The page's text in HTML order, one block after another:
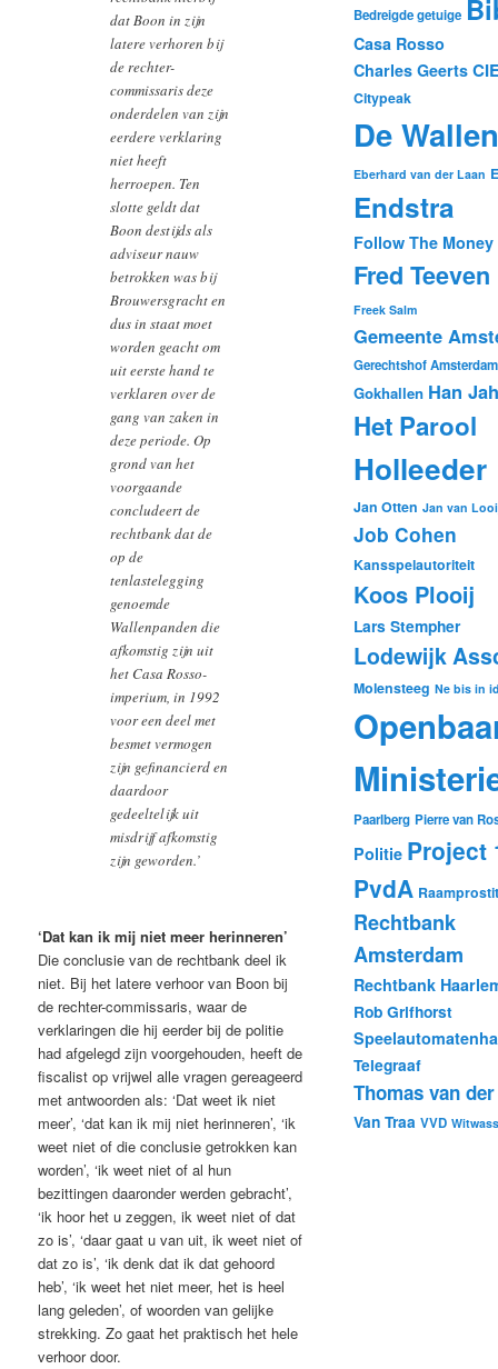
dat Boon in zijn
latere verhoren bij
de rechter-
commissaris deze
onderdelen van zijn
eerdere verklaring
niet heeft
herroepen. Ten
slotte geldt dat
Boon destijds als
adviseur nauw
betrokken was bij
Brouwersgracht en
dus in staat moet
worden geacht om
uit eerste hand te
verklaren over de
gang van zaken in
deze periode. Op
grond van het
voorgaande
concludeert de
rechtbank dat de
op de
tenlastelegging
genoemde
Wallenpanden die
afkomstig zijn uit
het Casa Rosso-
imperium, in 1992
voor een deel met
besmet vermogen
zijn gefinancierd en
daardoor
gedeeltelijk uit
misdrijf afkomstig
zijn geworden.’
‘Dat kan ik mij niet meer herinneren’
Die conclusie van de rechtbank deel ik
niet. Bij het latere verhoor van Boon bij
de rechter-commissaris, waar de
verklaringen die hij eerder bij de politie
had afgelegd zijn voorgehouden, heeft de
fiscalist op vrijwel alle vragen gereageerd
met antwoorden als: ‘Dat weet ik niet
meer’, ‘dat kan ik mij niet herinneren’, ‘ik
weet niet of die conclusie getrokken kan
worden’, ‘ik weet niet of al hun
bezittingen daaronder werden gebracht’,
‘ik hoor het u zeggen, ik weet niet of dat
zo is’, ‘daar gaat u van uit, ik weet niet of
dat zo is’, ‘ik denk dat ik dat gehoord
heb’, ‘ik weet het niet meer, het is heel
lang geleden’, of woorden van gelijke
strekking. Zo gaat het praktisch het hele
verhoor door.
Bedreigde getuige
Casa Rosso
Charles Geerts
Citypeak
De Wallen
Eberhard van der Laan
Endstra
Follow The Money
Fred Teeven
Freek Salm
Gemeente
Gerechtshof Amsterdam
Gokhallen Han
Het Parool
Holleeder
Jan Otten Jan van
Job Cohen
Kansspelautoriteit
Koos Plooij
Lars Stempher
Lodewijk
Molensteeg Ne bis in
Paarlberg Pierre van
Politie Project
PvdA
Rechtbank
Amsterdam
Rechtbank
Rob Grifhorst
Telegraaf
Thomas van
Van Traa VVD